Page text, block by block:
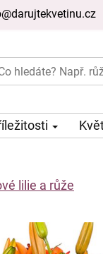
lilie a růže